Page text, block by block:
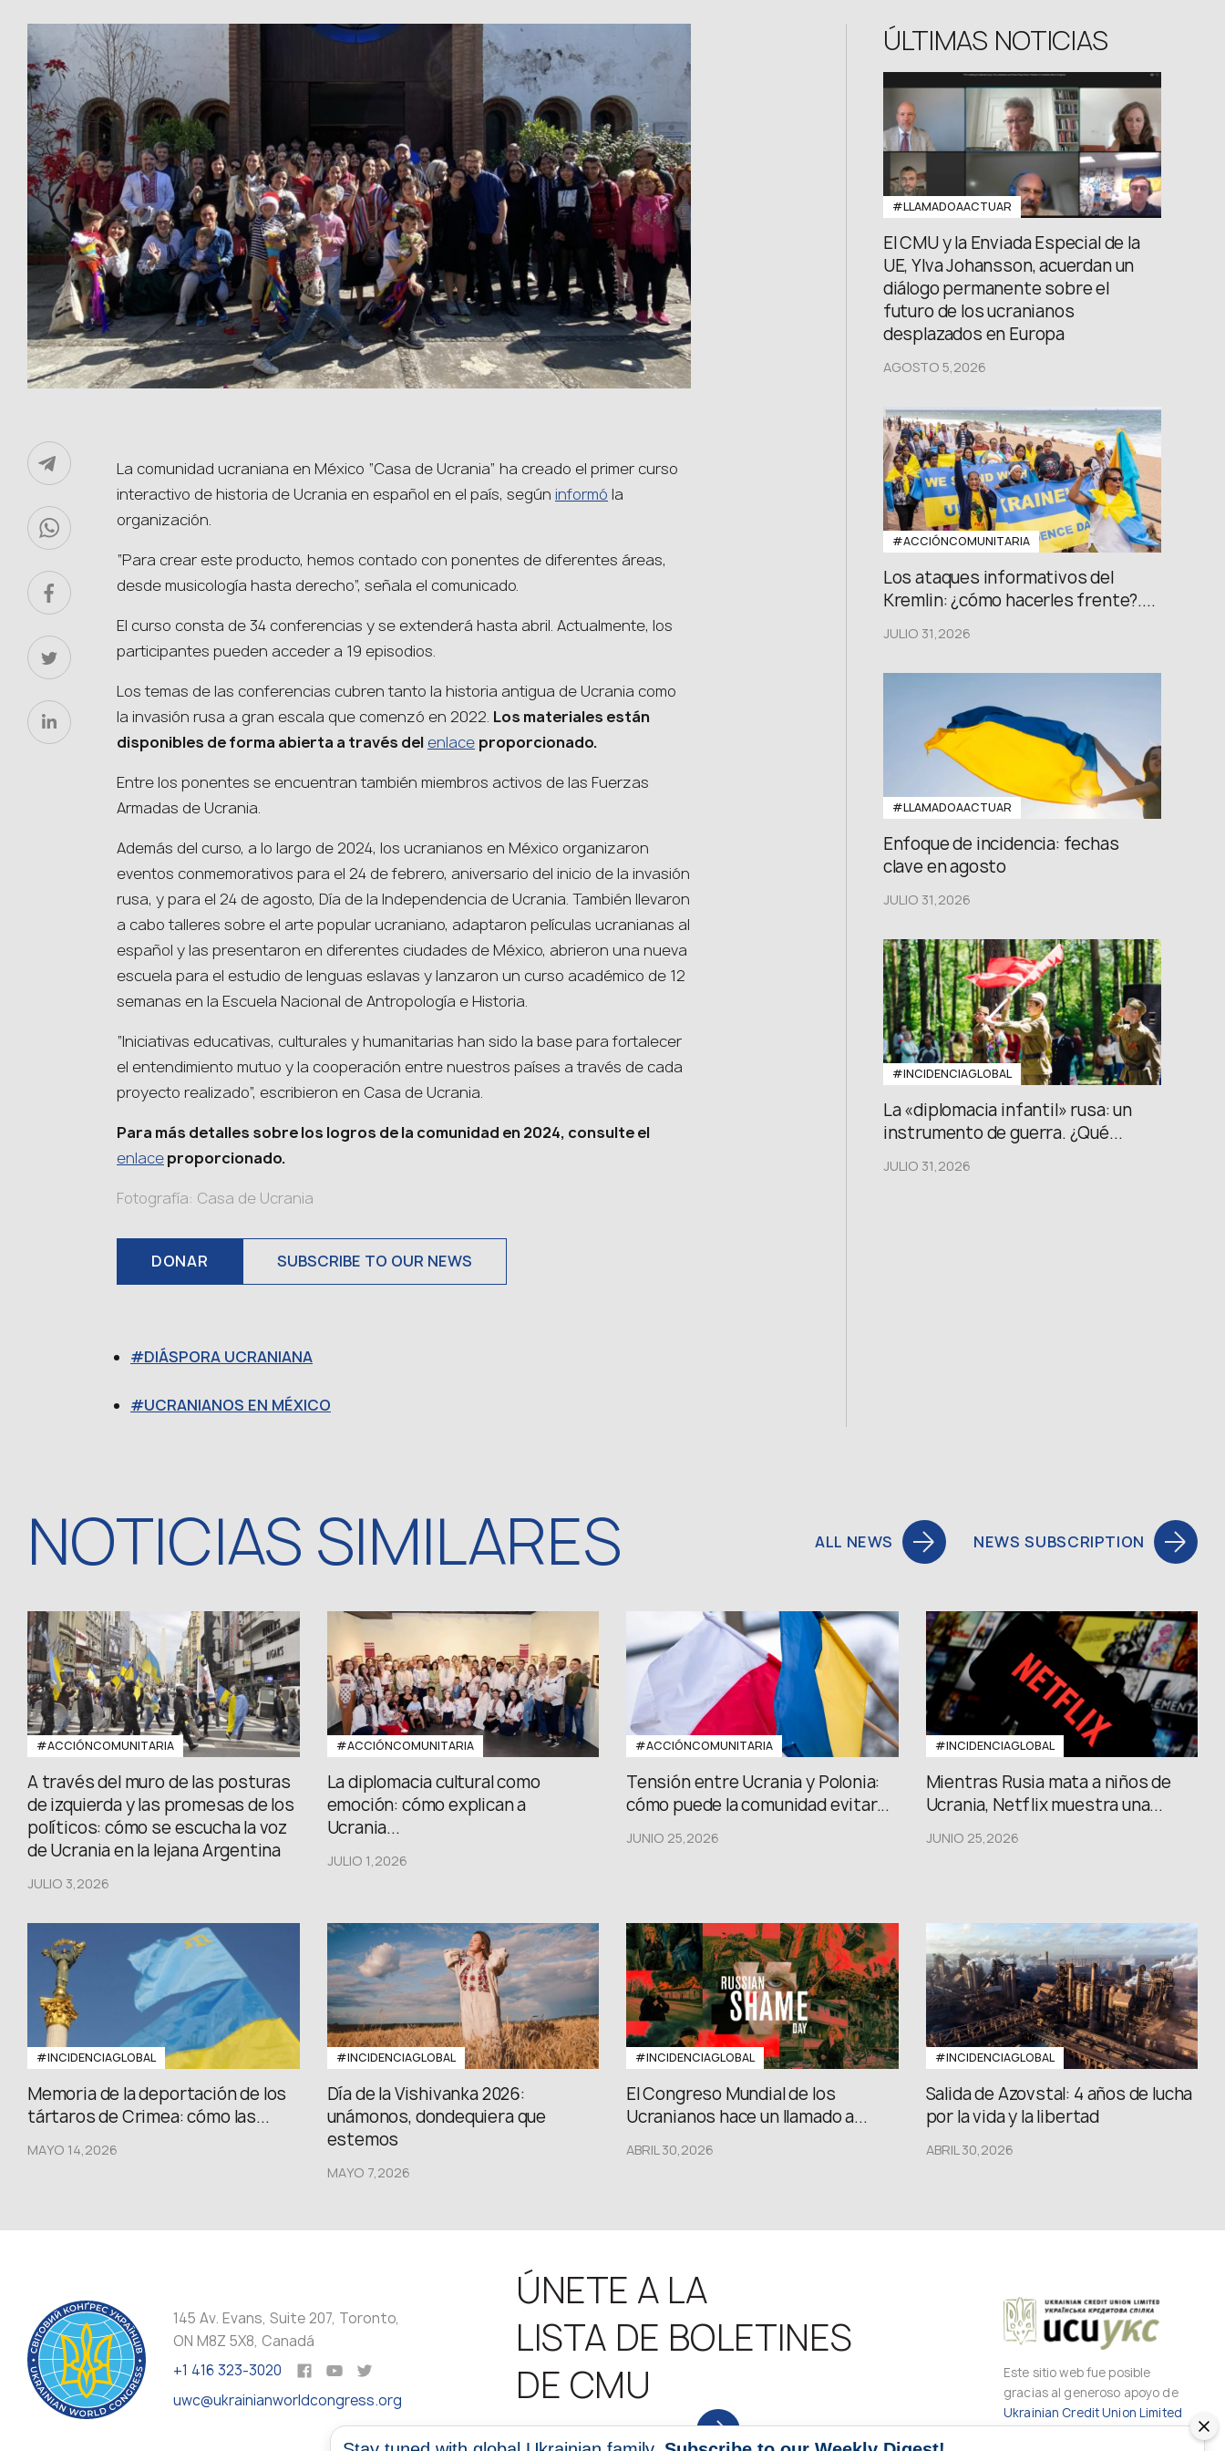
La comunidad ucraniana en México “Casa de Ucrania” ha creado el primer curso
interactivo de historia de Ucrania en español en el país, según informó la
organización.
“Para crear este producto, hemos contado con ponentes de diferentes áreas,
desde musicología hasta derecho”, señala el comunicado.
El curso consta de 34 conferencias y se extenderá hasta abril. Actualmente, los
participantes pueden acceder a 19 episodios.
Los temas de las conferencias cubren tanto la historia antigua de Ucrania como
la invasión rusa a gran escala que comenzó en 2022. Los materiales están
disponibles de forma abierta a través del enlace proporcionado.
Entre los ponentes se encuentran también miembros activos de las Fuerzas
Armadas de Ucrania.
Además del curso, a lo largo de 2024, los ucranianos en México organizaron
eventos conmemorativos para el 24 de febrero, aniversario del inicio de la invasión
rusa, y para el 24 de agosto, Día de la Independencia de Ucrania. También llevaron
a cabo talleres sobre el arte popular ucraniano, adaptaron películas ucranianas al
español y las presentaron en diferentes ciudades de México, abrieron una nueva
escuela para el estudio de lenguas eslavas y lanzaron un curso académico de 12
semanas en la Escuela Nacional de Antropología e Historia.
“Iniciativas educativas, culturales y humanitarias han sido la base para fortalecer
el entendimiento mutuo y la cooperación entre nuestros países a través de cada
proyecto realizado”, escribieron en Casa de Ucrania.
Para más detalles sobre los logros de la comunidad en 2024, consulte el
enlaceproporcionado.
Fotografía: Casa de Ucrania
DONAR SUBSCRIBE TO OUR NEWS
DIÁSPORA UCRANIANA
UCRANIANOS EN MÉXICO
ÚLTIMAS NOTICIAS
#LLAMADOAACTUAR
El CMU y la Enviada Especial de la
UE, Ylva Johansson, acuerdan un
diálogo permanente sobre el
futuro de los ucranianos
desplazados en Europa
AGOSTO 5,2026
#ACCIÓNCOMUNITARIA
Los ataques informativos del
Kremlin: ¿cómo hacerles frente?....
JULIO 31,2026
#LLAMADOAACTUAR
Enfoque de incidencia: fechas
clave en agosto
JULIO 31,2026
#INCIDENCIAGLOBAL
La «diplomacia infantil» rusa: un
instrumento de guerra. ¿Qué...
JULIO 31,2026
NOTICIAS SIMILARES ALL NEWS NEWS SUBSCRIPTION
#ACCIÓNCOMUNITARIA
A través del muro de las posturas
de izquierda y las promesas de los
políticos: cómo se escucha la voz
de Ucrania en la lejana Argentina
JULIO 3,2026
#ACCIÓNCOMUNITARIA
La diplomacia cultural como
emoción: cómo explican a
Ucrania...
JULIO 1,2026
#ACCIÓNCOMUNITARIA
Tensión entre Ucrania y Polonia:
cómo puede la comunidad evitar...
JUNIO 25,2026
#INCIDENCIAGLOBAL
Mientras Rusia mata a niños de
Ucrania, Netflix muestra una...
JUNIO 25,2026
#INCIDENCIAGLOBAL
Memoria de la deportación de los
tártaros de Crimea: cómo las...
MAYO 14,2026
#INCIDENCIAGLOBAL
Día de la Vishivanka 2026:
unámonos, dondequiera que
estemos
MAYO 7,2026
#INCIDENCIAGLOBAL
El Congreso Mundial de los
Ucranianos hace un llamado a...
ABRIL 30,2026
#INCIDENCIAGLOBAL
Salida de Azovstal: 4 años de lucha
por la vida y la libertad
ABRIL 30,2026
145 Av. Evans, Suite 207, Toronto,
ON M8Z 5X8, Canadá
+1 416 323-3020
uwc@ukrainianworldcongress.org
ÚNETE A LA
LISTA DE BOLETINES
DE CMU
NEWS SUBSCRIPTION
Este sitio web fue posible
gracias al generoso apoyo de
Ukrainian Credit Union Limited